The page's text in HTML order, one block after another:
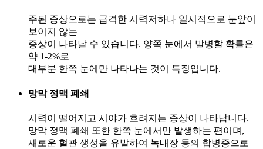
주된 증상으로는 급격한 시력저하나 일시적으로 눈앞이
보이지 않는
증상이 나타날 수 있습니다. 양쪽 눈에서 발병할 확률은
약 1-2%로
대부분 한쪽 눈에만 나타나는 것이 특징입니다.
망막 정맥 폐쇄
시력이 떨어지고 시야가 흐려지는 증상이 나타납니다.
망막 정맥 폐쇄 또한 한쪽 눈에서만 발생하는 편이며,
새로운 혈관 생성을 유발하여 녹내장 등의 합병증으로